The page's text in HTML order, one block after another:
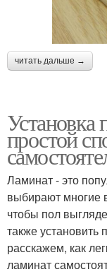
читать дальше →
Установка
простой
Ламинат - это
выбирают многие
чтобы пол
также установить
расскажем, как
ламинат